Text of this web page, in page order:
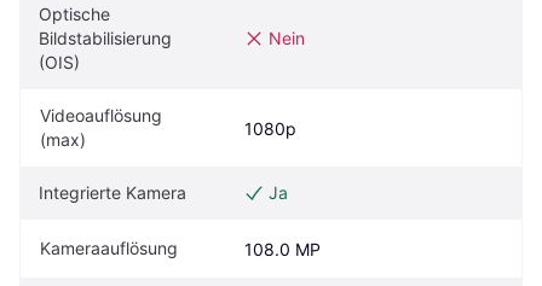
Optische
Bildstabilisierung
(OIS)
Nein
Videoauflösung
(max)
1080p
Integrierte Kamera Ja
Kameraauflösung 108.0 MP